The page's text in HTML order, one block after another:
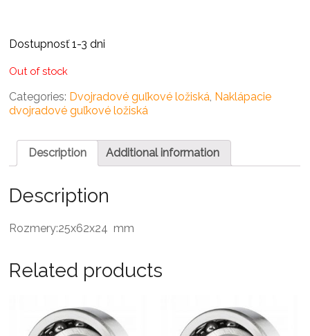
Dostupnosť 1-3 dni
Out of stock
Categories: Dvojradové guľkové ložiská, Naklápacie
dvojradové guľkové ložiská
Description Additional information
Description
Rozmery:25x62x24 mm
Related products